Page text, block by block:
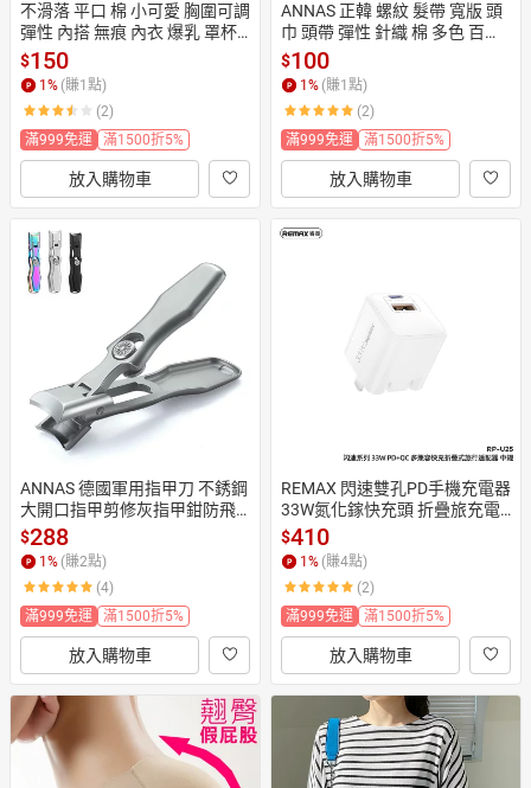
不滑落 平口 棉 小可愛 胸圍可調
彈性 內搭 無痕 內衣 爆乳 罩杯
胸墊可拆 一字領 露肩 黑白 韓
$150
1% (賺1點)
(2)
滿999免運
滿1500折5%
放入購物車
ANNAS 正韓 螺紋 髮帶 寬版 頭
巾 頭帶 彈性 針織 棉 多色 百搭
運動 瑜珈 明星 網紅 韓國
$100
1% (賺1點)
(2)
滿999免運
滿1500折5%
放入購物車
ANNAS 德國軍用指甲刀 不銹鋼
大開口指甲剪修灰指甲鉗防飛
濺修容美甲專用
$288
1 % (賺2點)
(4)
滿999免運
滿1500折5%
放入購物車
REMAX 閃速雙孔PD手機充電器
33W氮化鎵快充頭 折疊旅充電
源轉接器usb/typec充電頭
$410
1 % (賺4點)
(2)
滿999免運
滿1500折5%
放入購物車